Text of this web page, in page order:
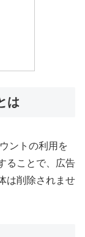
は
ントの利用を
ることで、広告
は削除されませ